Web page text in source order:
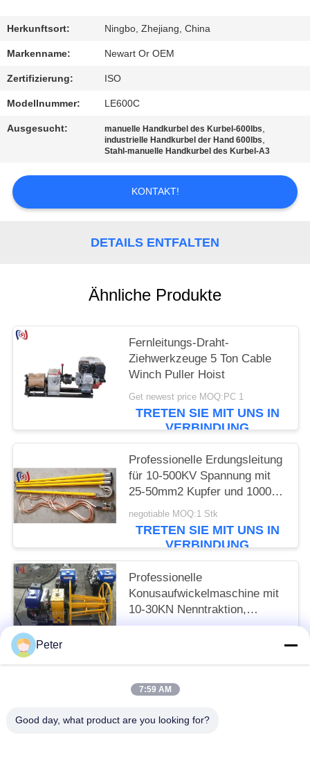
DATENSCHUTZRICHTLINIE
Herkunftsort: Ningbo, Zhejiang, China
Markenname: Newart Or OEM
Zertifizierung: ISO
Modellnummer: LE600C
Ausgesucht: manuelle Handkurbel des Kurbel-600lbs,
industrielle Handkurbel der Hand 600lbs,
Stahl-manuelle Handkurbel des Kurbel-A3
KONTAKT!
DETAILS ENTFALTEN
Ähnliche Produkte
Fernleitungs-Draht-
Ziehwerkzeuge 5 Ton Cable
Winch Puller Hoist
Get newest price MOQ:PC 1
TRETEN SIE MIT UNS IN
VERBINDUNG
Professionelle Erdungsleitung
für 10-500KV Spannung mit
25-50mm2 Kupfer und 1000-
5500mm Gesamtlänge für
sichere elektrische Erdung
negotiable MOQ:1 Stk
TRETEN SIE MIT UNS IN
VERBINDUNG
Professionelle
Konusaufwickelmaschine mit
10-30KN Nenntraktion,
Benzinbetrieben für effizientes
VERBINDUNG
Peter
7:59 AM
Good day, what product are you looking for?